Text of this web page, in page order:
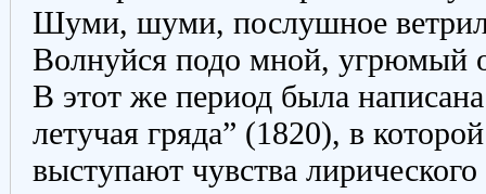
Шуми, шуми, послушное
Волнуйся подо мной, угрюмый
В этот же период была
летучая гряда” (1820), в
выступают чувства лирического